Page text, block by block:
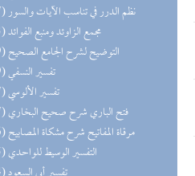
(37) نظم الدرر في تناسب الآيات والسور
(33) مجمع الزاوئد ومنبع الفوائد
(29) التوضيح لشرح الجامع الصحيح
(29) تفسير النسفي
(27) تفسير الألوسي
(27) فتح الباري شرح صحيح البخاري
(26) مرقاة المفاتيح شرح مشكاة المصابيح
(25) التفسير الوسيط للواحدي